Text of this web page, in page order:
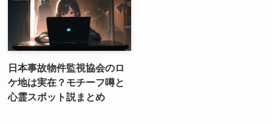
日本事故物件監視協会のロ
ケ地は実在？モチーフ噂と
心霊スポット説まとめ